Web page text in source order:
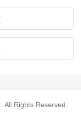
. All Rights Reserved.